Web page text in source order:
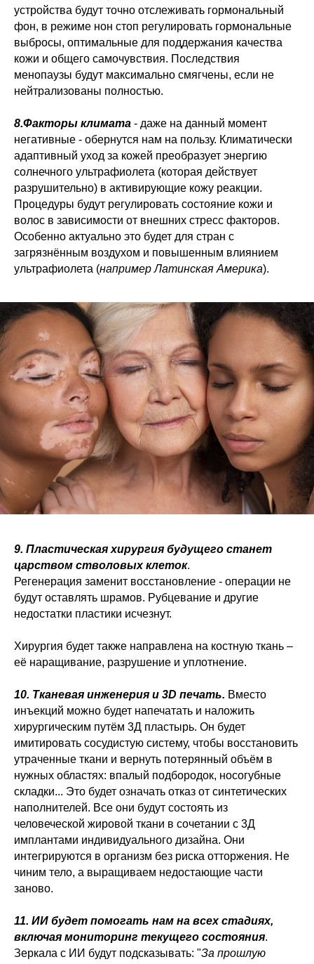
устройства будут точно отслеживать гормональный
фон, в режиме нон стоп регулировать гормональные
выбросы, оптимальные для поддержания качества
кожи и общего самочувствия. Последствия
менопаузы будут максимально смягчены, если не
нейтрализованы полностью.
8.Факторы климата - даже на данный момент
негативные - обернутся нам на пользу. Климатически
адаптивный уход за кожей преобразует энергию
солнечного ультрафиолета (которая действует
разрушительно) в активирующие кожу реакции.
Процедуры будут регулировать состояние кожи и
волос в зависимости от внешних стресс факторов.
Особенно актуально это будет для стран с
загрязнённым воздухом и повышенным влиянием
ультрафиолета (например Латинская Америка).
9. Пластическая хирургия будущего станет
царством стволовых клеток.
Регенерация заменит восстановление - операции не
будут оставлять шрамов. Рубцевание и другие
недостатки пластики исчезнут.
Хирургия будет также направлена на костную ткань –
её наращивание, разрушение и уплотнение.
10. Тканевая инженерия и 3D печать. Вместо
инъекций можно будет напечатать и наложить
хирургическим путём 3Д пластырь. Он будет
имитировать сосудистую систему, чтобы восстановить
утраченные ткани и вернуть потерянный объём в
нужных областях: впалый подбородок, носогубные
складки... Это будет означать отказ от синтетических
наполнителей. Все они будут состоять из
человеческой жировой ткани в сочетании с 3Д
имплантами индивидуального дизайна. Они
интегрируются в организм без риска отторжения. Не
чиним тело, а выращиваем недостающие части
заново.
11. ИИ будет помогать нам на всех стадиях,
включая мониторинг текущего состояния.
Зеркала с ИИ будут подсказывать: "За прошлую